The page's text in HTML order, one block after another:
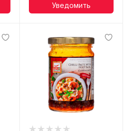
Уведомить